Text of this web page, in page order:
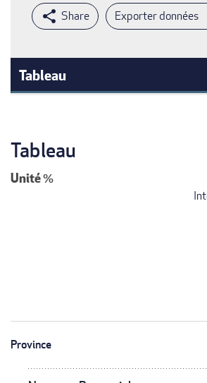
Exporter données
Tableau
Tableau
Unité%
Province